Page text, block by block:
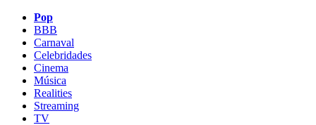
Pop
BBB
Carnaval
Celebridades
Cinema
Música
Realities
Streaming
TV